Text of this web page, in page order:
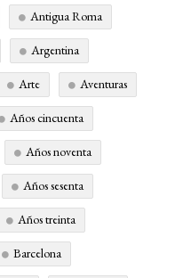
Antigua Roma
Argentina
Arte Aventuras
Años cincuenta
Años noventa
Años sesenta
Años treinta
Barcelona